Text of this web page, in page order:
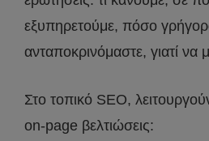
εξυπηρετούμε, πόσο
ανταποκρινόμαστε, γιατί να
Στο τοπικό SEO,
on-page βελτιώσεις: